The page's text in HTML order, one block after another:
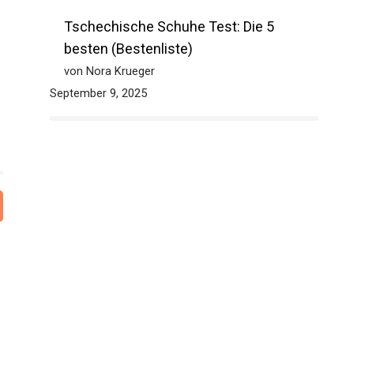
Tschechische Schuhe Test: Die 5
besten (Bestenliste)
von Nora Krueger
September 9, 2025